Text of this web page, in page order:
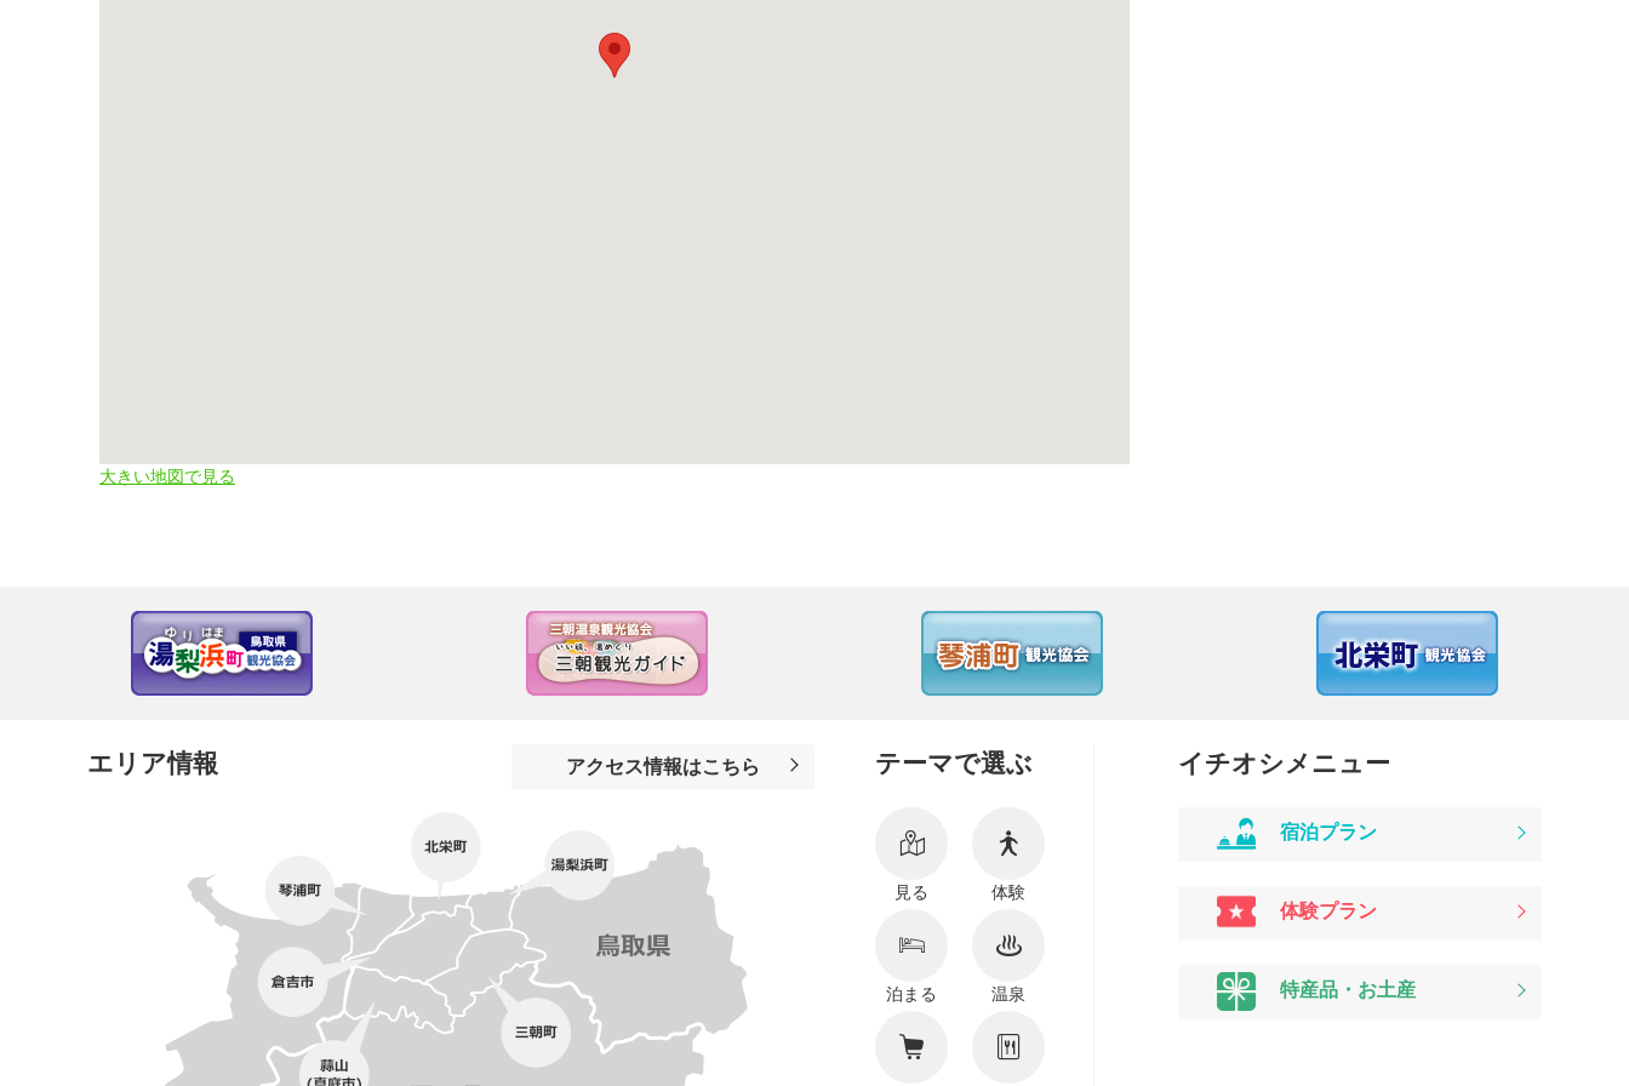
大きい地図で見る
エリア情報 アクセス情報はこちら テーマで選ぶ
見る 体験
泊まる 温泉
イチオシメニュー
宿泊プラン
体験プラン
特産品・お土産